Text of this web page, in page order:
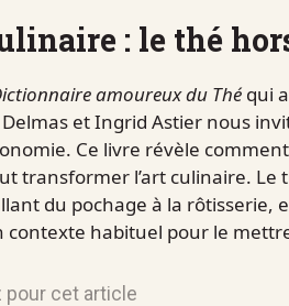
: le thé
amoureux du Thé qui
et Ingrid Astier nous
Ce livre révèle
transformer l’art culinaire. Le
du pochage à la rôtisserie,
contexte habituel pour le
pour cet article